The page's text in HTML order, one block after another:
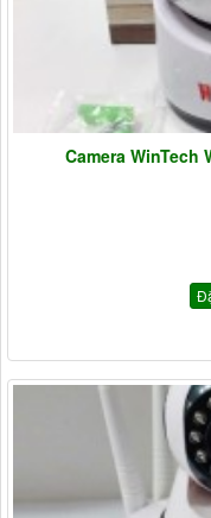
Camera WinTech